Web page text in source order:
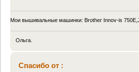
Мои вышивальные машинки: Brother Innov-is
Ольга.
Спасибо от :